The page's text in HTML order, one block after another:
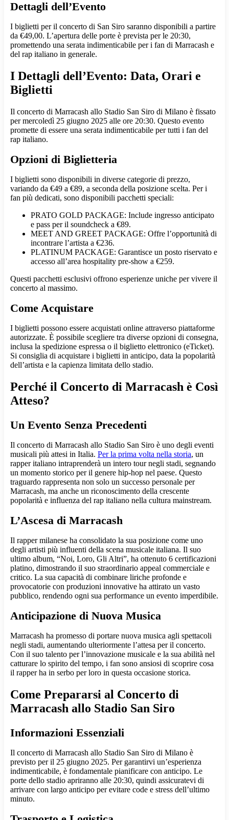
Dettagli dell’Evento
I biglietti per il concerto di San Siro saranno disponibili a partire
da €49,00. L’apertura delle porte è prevista per le 20:30,
promettendo una serata indimenticabile per i fan di Marracash e
del rap italiano in generale.
I Dettagli dell’Evento: Data, Orari e
Biglietti
Il concerto di Marracash allo Stadio San Siro di Milano è fissato
per mercoledì 25 giugno 2025 alle ore 20:30. Questo evento
promette di essere una serata indimenticabile per tutti i fan del
rap italiano.
Opzioni di Biglietteria
I biglietti sono disponibili in diverse categorie di prezzo,
variando da €49 a €89, a seconda della posizione scelta. Per i
fan più dedicati, sono disponibili pacchetti speciali:
PRATO GOLD PACKAGE: Include ingresso anticipato
e pass per il soundcheck a €89.
MEET AND GREET PACKAGE: Offre l’opportunità di
incontrare l’artista a €236.
PLATINUM PACKAGE: Garantisce un posto riservato e
accesso all’area hospitality pre-show a €259.
Questi pacchetti esclusivi offrono esperienze uniche per vivere il
concerto al massimo.
Come Acquistare
I biglietti possono essere acquistati online attraverso piattaforme
autorizzate. È possibile scegliere tra diverse opzioni di consegna,
inclusa la spedizione espressa o il biglietto elettronico (eTicket).
Si consiglia di acquistare i biglietti in anticipo, data la popolarità
dell’artista e la capienza limitata dello stadio.
Perché il Concerto di Marracash è Così
Atteso?
Un Evento Senza Precedenti
Il concerto di Marracash allo Stadio San Siro è uno degli eventi
musicali più attesi in Italia. Per la prima volta nella storia, un
rapper italiano intraprenderà un intero tour negli stadi, segnando
un momento storico per il genere hip-hop nel paese. Questo
traguardo rappresenta non solo un successo personale per
Marracash, ma anche un riconoscimento della crescente
popolarità e influenza del rap italiano nella cultura mainstream.
L’Ascesa di Marracash
Il rapper milanese ha consolidato la sua posizione come uno
degli artisti più influenti della scena musicale italiana. Il suo
ultimo album, “Noi, Loro, Gli Altri”, ha ottenuto 6 certificazioni
platino, dimostrando il suo straordinario appeal commerciale e
critico. La sua capacità di combinare liriche profonde e
provocatorie con produzioni innovative ha attirato un vasto
pubblico, rendendo ogni sua performance un evento imperdibile.
Anticipazione di Nuova Musica
Marracash ha promesso di portare nuova musica agli spettacoli
negli stadi, aumentando ulteriormente l’attesa per il concerto.
Con il suo talento per l’innovazione musicale e la sua abilità nel
catturare lo spirito del tempo, i fan sono ansiosi di scoprire cosa
il rapper ha in serbo per loro in questa occasione storica.
Come Prepararsi al Concerto di
Marracash allo Stadio San Siro
Informazioni Essenziali
Il concerto di Marracash allo Stadio San Siro di Milano è
previsto per il 25 giugno 2025. Per garantirvi un’esperienza
indimenticabile, è fondamentale pianificare con anticipo. Le
porte dello stadio apriranno alle 20:30, quindi assicuratevi di
arrivare con largo anticipo per evitare code e stress dell’ultimo
minuto.